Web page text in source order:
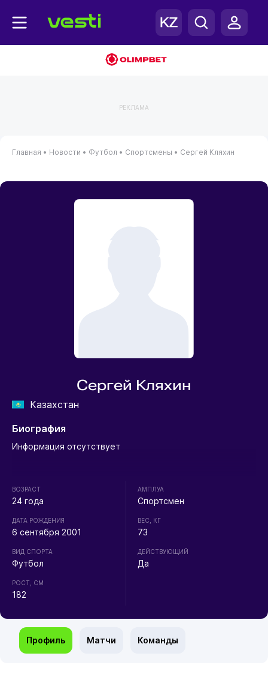
РЕКЛАМА
Главная • Новости • Футбол • Спортсмены • Сергей Кляхин
Сергей Кляхин
Казахстан
Биография
Информация отсутствует
ВОЗРАСТ
24 года
ДАТА РОЖДЕНИЯ
6 сентября 2001
ВИД СПОРТА
Футбол
РОСТ, СМ
182
АМПЛУА
Спортсмен
ВЕС, КГ
73
ДЕЙСТВУЮЩИЙ
Да
Профиль Матчи Команды